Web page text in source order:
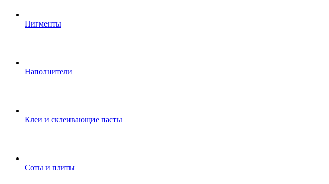
Пигменты
Наполнители
Клеи и склеивающие пасты
Соты и плиты